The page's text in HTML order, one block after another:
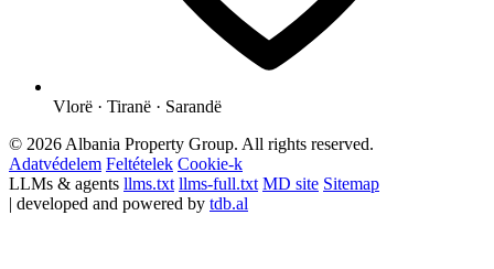
Vlorë · Tiranë · Sarandë
© 2026 Albania Property Group. All rights reserved.
Adatvédelem Feltételek Cookie-k
LLMs & agents llms.txt llms-full.txt MD site Sitemap
| developed and powered by tdb.al